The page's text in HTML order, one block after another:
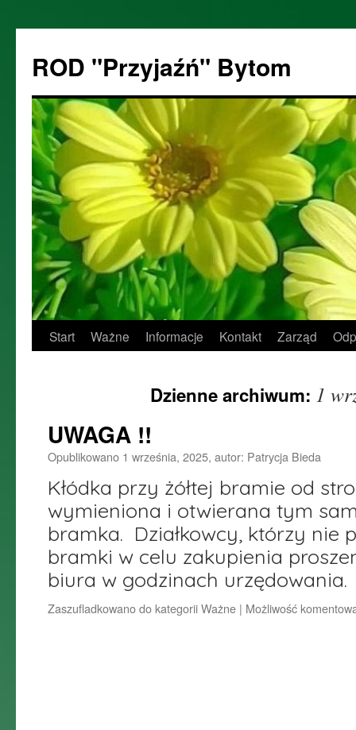
ROD "Przyjaźń" Bytom
Przejdź
Start Ważne Informacje Kontakt Zarząd
Dzienne archiwum: 1
UWAGA !!
Opublikowano 1 września, 2025, autor: Patrycja Bieda
Kłódka przy żółtej bramie od
wymieniona i otwierana tym
bramka. Działkowcy, którzy nie
bramki w celu zakupienia
biura w godzinach
Zaszufladkowano do kategoriiWażne | Możliwość